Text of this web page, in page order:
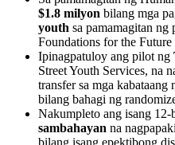
$1.8 milyon bilang mga
youth sa pamamagitan ng
Foundations for the
Ipinagpatuloy ang pilot ng
Street Youth Services, na
transfer sa mga kabataang
bilang bahagi ng
Nakumpleto ang isang
sambahayan na
bilang isang epektibong